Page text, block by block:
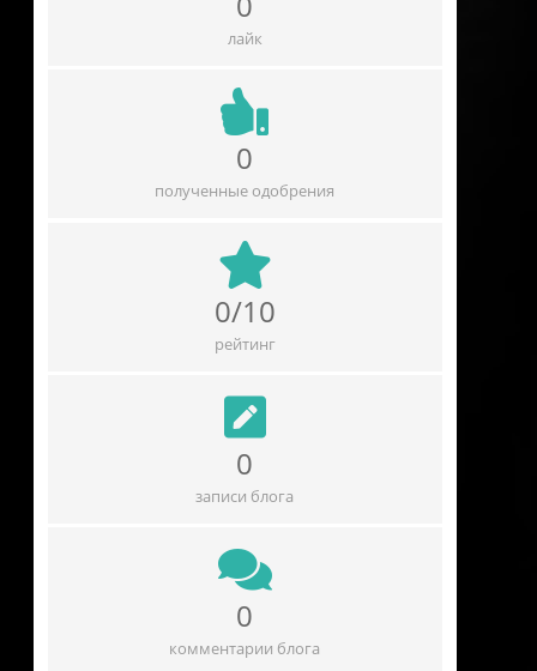
лайк
0
полученные одобрения
0/10
рейтинг
0
записи блога
0
комментарии блога